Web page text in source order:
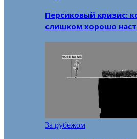
Персиковый кризис:
слишком хорошо
За рубежом